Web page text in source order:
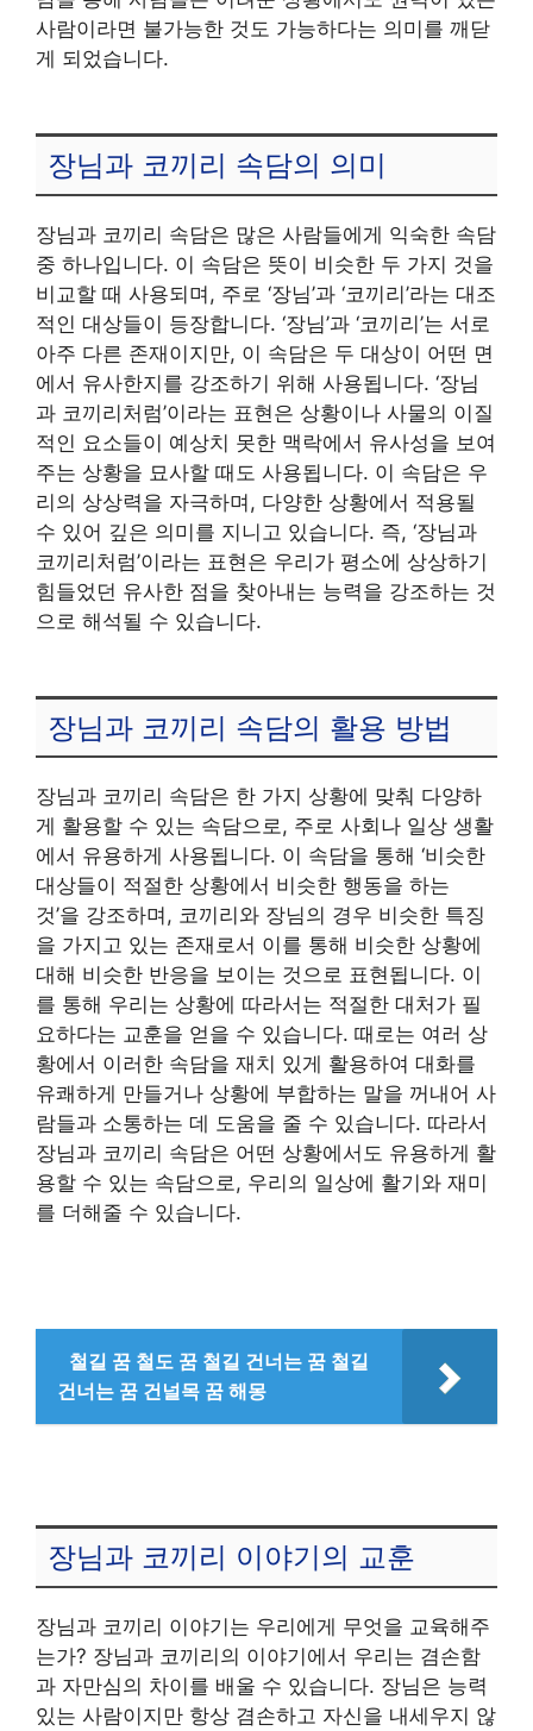
사람이라면 불가능한 것도 가능하다는 의미를 깨닫
게 되었습니다.
장님과 코끼리 속담의 의미
장님과 코끼리 속담은 많은 사람들에게 익숙한 속담
중 하나입니다. 이 속담은 뜻이 비슷한 두 가지 것을
비교할 때 사용되며, 주로 ‘장님’과 ‘코끼리’라는 대조
적인 대상들이 등장합니다. ‘장님’과 ‘코끼리’는 서로
아주 다른 존재이지만, 이 속담은 두 대상이 어떤 면
에서 유사한지를 강조하기 위해 사용됩니다. ‘장님
과 코끼리처럼’이라는 표현은 상황이나 사물의 이질
적인 요소들이 예상치 못한 맥락에서 유사성을 보여
주는 상황을 묘사할 때도 사용됩니다. 이 속담은 우
리의 상상력을 자극하며, 다양한 상황에서 적용될
수 있어 깊은 의미를 지니고 있습니다. 즉, ‘장님과
코끼리처럼’이라는 표현은 우리가 평소에 상상하기
힘들었던 유사한 점을 찾아내는 능력을 강조하는 것
으로 해석될 수 있습니다.
장님과 코끼리 속담의 활용 방법
장님과 코끼리 속담은 한 가지 상황에 맞춰 다양하
게 활용할 수 있는 속담으로, 주로 사회나 일상 생활
에서 유용하게 사용됩니다. 이 속담을 통해 ‘비슷한
대상들이 적절한 상황에서 비슷한 행동을 하는
것’을 강조하며, 코끼리와 장님의 경우 비슷한 특징
을 가지고 있는 존재로서 이를 통해 비슷한 상황에
대해 비슷한 반응을 보이는 것으로 표현됩니다. 이
를 통해 우리는 상황에 따라서는 적절한 대처가 필
요하다는 교훈을 얻을 수 있습니다. 때로는 여러 상
황에서 이러한 속담을 재치 있게 활용하여 대화를
유쾌하게 만들거나 상황에 부합하는 말을 꺼내어 사
람들과 소통하는 데 도움을 줄 수 있습니다. 따라서
장님과 코끼리 속담은 어떤 상황에서도 유용하게 활
용할 수 있는 속담으로, 우리의 일상에 활기와 재미
를 더해줄 수 있습니다.
철길 꿈 철도 꿈 철길 건너는 꿈 철길
건너는 꿈 건널목 꿈 해몽
장님과 코끼리 이야기의 교훈
장님과 코끼리 이야기는 우리에게 무엇을 교육해주
는가? 장님과 코끼리의 이야기에서 우리는 겸손함
과 자만심의 차이를 배울 수 있습니다. 장님은 능력
있는 사람이지만 항상 겸손하고 자신을 내세우지 않